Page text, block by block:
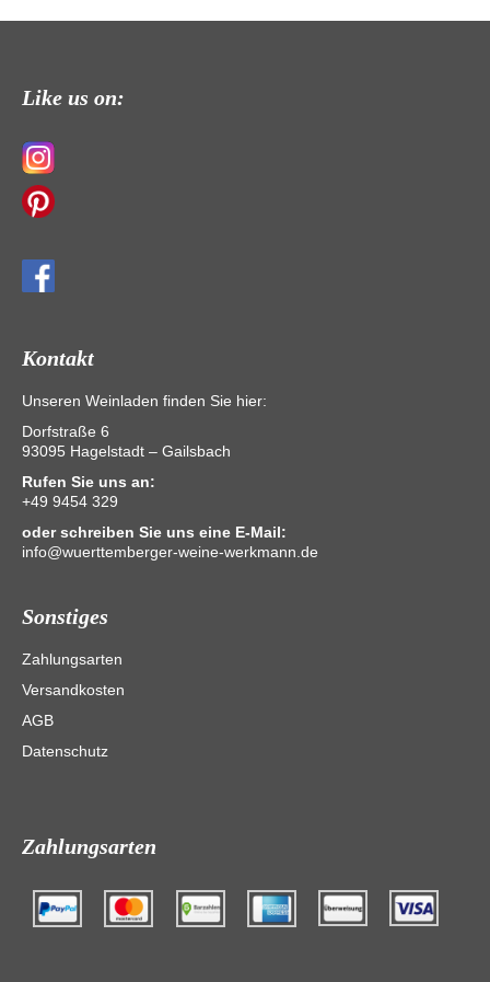
Like us on:
Kontakt
Unseren Weinladen finden Sie hier:
Dorfstraße 6
93095 Hagelstadt – Gailsbach
Rufen Sie uns an:
+49 9454 329
oder schreiben Sie uns eine E-Mail:
info@wuerttemberger-weine-werkmann.de
Sonstiges
Zahlungsarten
Versandkosten
AGB
Datenschutz
Zahlungsarten